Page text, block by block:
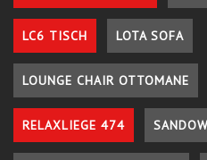
LC6 TISCH LOTA SOFA
LOUNGE CHAIR OTTOMANE
RELAXLIEGE 474